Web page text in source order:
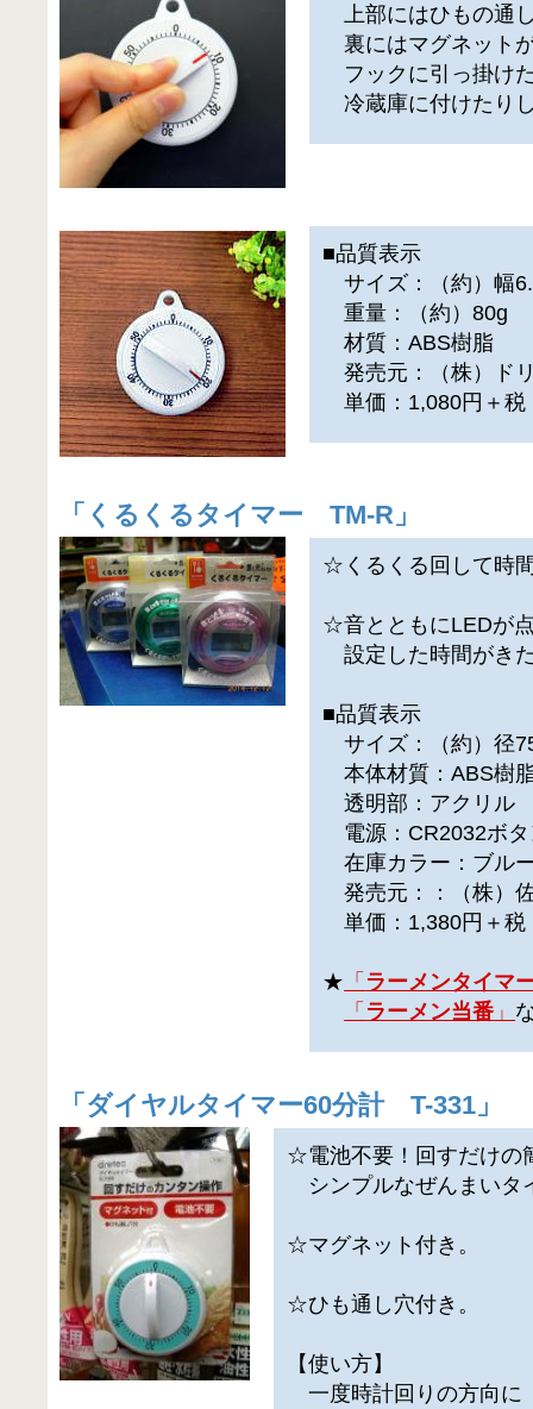
上部にはひもの通
裏にはマグネット
フックに引っ掛け
冷蔵庫に付けたり
■品質表示
サイズ：（約）幅
重量：（約）80g
材質：ABS樹脂
発売元：（株）ド
単価：1,080円＋税
「 くるくるタイマー TM-R 」
☆くるくる回して時
☆音とともにLEDが
設定した時間がき
■品質表示
サイズ：（約）径
本体材質：ABS樹
透明部：アクリル
電源：CR2032ボタ
在庫カラー：ブル
発売元：：（株）
単価：1,380円＋税
★ 「 ラーメンタイマ
「 ラーメン当番 」
「 ダイヤルタイマー60分計 T-331 」
☆電池不要！回すだけの
シンプルなぜんまいタ
☆マグネット付き。
☆ひも通し穴付き。
【使い方】
一度時計回りの方向に